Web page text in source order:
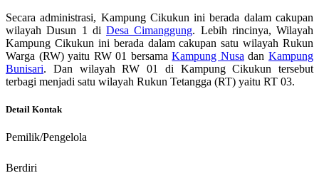
Secara administrasi, Kampung Cikukun ini berada dalam cakupan
wilayah Dusun 1 di Desa Cimanggung. Lebih rincinya, Wilayah
Kampung Cikukun ini berada dalam cakupan satu wilayah Rukun
Warga (RW) yaitu RW 01 bersamaKampung Nusa danKampung
Bunisari. Dan wilayah RW 01 di Kampung Cikukun tersebut
terbagi menjadi satu wilayah Rukun Tetangga (RT) yaitu RT 03.
Detail Kontak
Pemilik/Pengelola
Berdiri